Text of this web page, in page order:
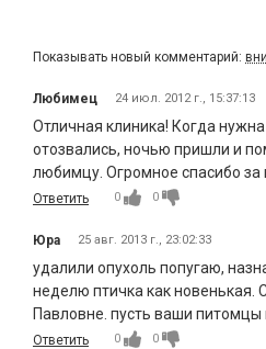
Показывать новый комментарий:
Любимец 24 июл. 2012 г., 15:37:13
Отличная клиника! Когда
отозвались, ночью пришли и
любимцу. Огромное спасибо за
Ответить 0 0
Юра 25 авг. 2013 г., 23:02:33
удалили опухоль попугаю,
неделю птичка как новенькая.
Павловне. пусть ваши питомцы
Ответить 0 0